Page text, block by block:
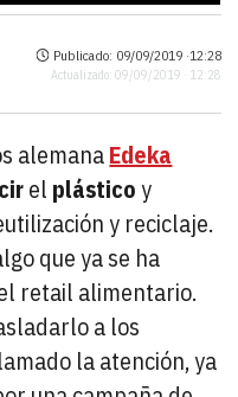
Publicado: 09/09/2019 ·12:28
Actualizado: 09/09/2019 · 12:28
alemanaEdeka
el plásticoy
y reciclaje.
que ya se ha
retail alimentario.
a los
la atención, ya